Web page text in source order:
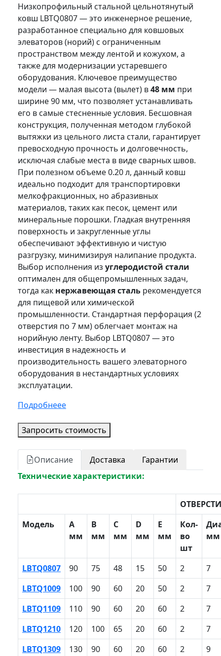
Низкопрофильный стальной цельнотянутый
ковш LBTQ0807 — это инженерное решение,
разработанное специально для ковшовых
элеваторов (норий) с ограниченным
пространством между лентой и кожухом, а
также для модернизации устаревшего
оборудования. Ключевое преимущество
модели — малая высота (вылет) в48 мм при
ширине 90 мм, что позволяет устанавливать
его в самые стесненные условия. Бесшовная
конструкция, полученная методом глубокой
вытяжки из цельного листа стали, гарантирует
превосходную прочность и долговечность,
исключая слабые места в виде сварных швов.
При полезном объеме 0.20 л, данный ковш
идеально подходит для транспортировки
мелкофракционных, но абразивных
материалов, таких как песок, цемент или
минеральные порошки. Гладкая внутренняя
поверхность и закругленные углы
обеспечивают эффективную и чистую
разгрузку, минимизируя налипание продукта.
Выбор исполнения из углеродистой стали
оптимален для общепромышленных задач,
тогда как нержавеющая сталь рекомендуется
для пищевой или химической
промышленности. Стандартная перфорация (2
отверстия по 7 мм) облегчает монтаж на
норийную ленту. Выбор LBTQ0807 — это
инвестиция в надежность и
производительность вашего элеваторного
оборудования в нестандартных условиях
эксплуатации.
Подробнеее
Запросить стоимость
Описание Доставка
Гарантии
Технические характеристики:
Модель
A
мм
B
мм
С
мм
D
мм
E
мм
Кол-
во
шт
мм
LBTQ0807 90 75 48 15 50 2
7
LBTQ1009
100 90 60 20 50 2
7
LBTQ1109
110 90 60 20 60 2
7
LBTQ1210
120 100 65 20 60 2
7
LBTQ1309
130 90 60 20 60 2 9